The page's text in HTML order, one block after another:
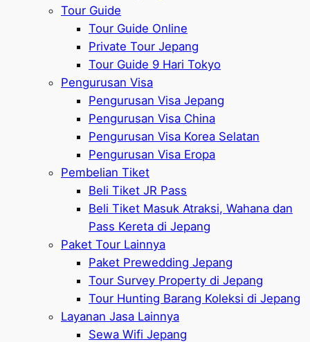
Tour Guide
Tour Guide Online
Private Tour Jepang
Tour Guide 9 Hari Tokyo
Pengurusan Visa
Pengurusan Visa Jepang
Pengurusan Visa China
Pengurusan Visa Korea Selatan
Pengurusan Visa Eropa
Pembelian Tiket
Beli Tiket JR Pass
Beli Tiket Masuk Atraksi, Wahana dan
Pass Kereta di Jepang
Paket Tour Lainnya
Paket Prewedding Jepang
Tour Survey Property di Jepang
Tour Hunting Barang Koleksi di Jepang
Layanan Jasa Lainnya
Sewa Wifi Jepang